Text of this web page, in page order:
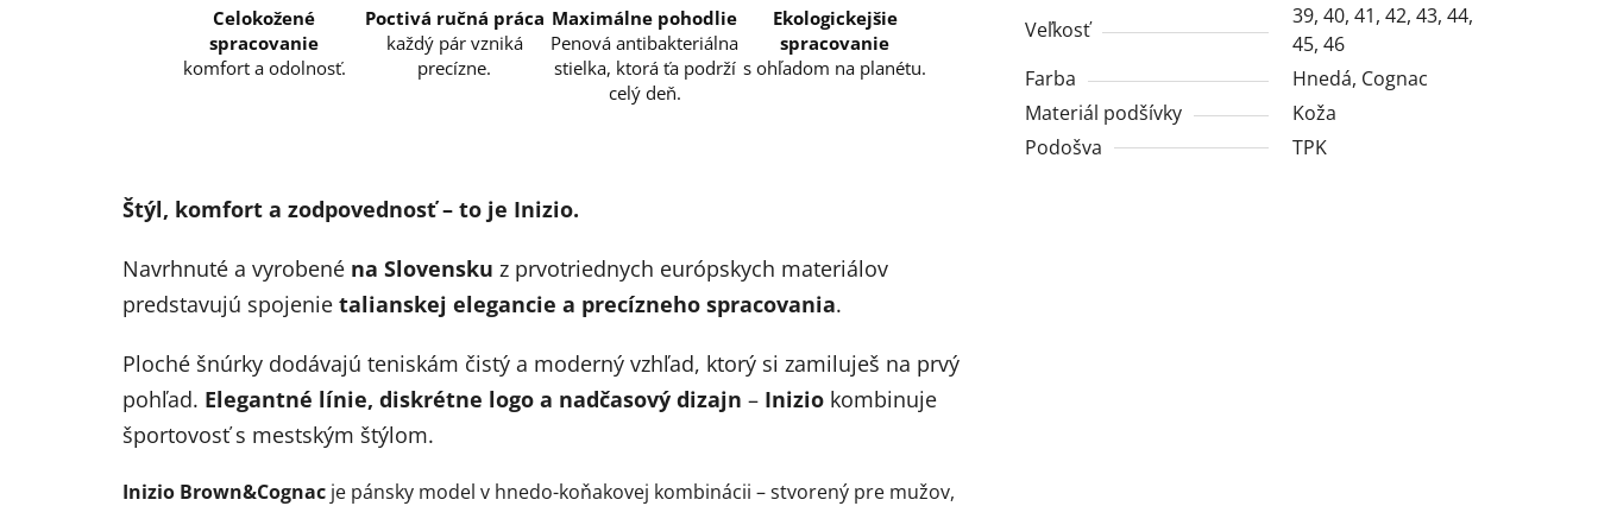
Celokožené
spracovanie
komfort a odolnosť.
Poctivá ručná práca
každý pár vzniká
precízne.
Maximálne pohodlie
Penová antibakteriálna
stielka, ktorá ťa podrží
celý deň.
Ekologickejšie
spracovanie
s ohľadom na planétu.
Štýl, komfort a zodpovednosť – to je Inizio.
Navrhnuté a vyrobené na Slovensku z prvotriednych európskych materiálov
predstavujú spojenie talianskej elegancie a precízneho spracovania.
Ploché šnúrky dodávajú teniskám čistý a moderný vzhľad, ktorý si zamiluješ na prvý
pohľad. Elegantné línie, diskrétne logo a nadčasový dizajn – Inizio kombinuje
športovosť s mestským štýlom.
Inizio Brown&Cognac je pánsky model v hnedo-koňakovej kombinácii – stvorený pre mužov,
Veľkosť
39, 40, 41, 42, 43, 44,
45, 46
Farba
Hnedá, Cognac
Materiál podšívky
Koža
Podošva
TPK